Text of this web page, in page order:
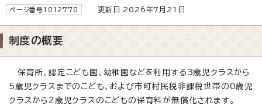
ページ番号1012778 更新日 2026年7月21日
制度の概要
保育所、認定こども園、幼稚園などを利用する3歳児クラスから
5歳児クラスまでのこども、および市町村民税非課税世帯の0歳児
クラスから2歳児クラスのこどもの保育料が無償化されます。